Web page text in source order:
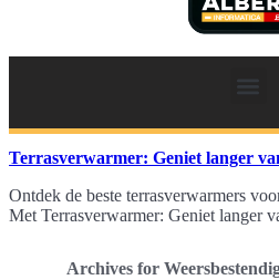
Terrasverwarmer: Geniet langer
Ontdek de beste terrasverwarmers
Met Terrasverwarmer: Geniet langer
Archives for